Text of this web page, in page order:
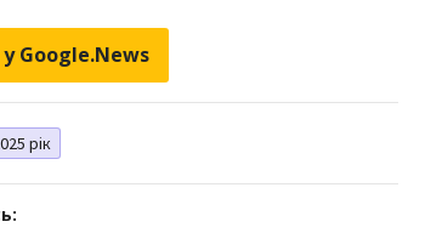
Google.News
рік